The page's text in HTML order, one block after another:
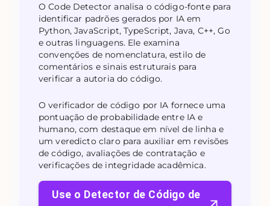
O Code Detector analisa o código-fonte para
identificar padrões gerados por IA em
Python, JavaScript, TypeScript, Java, C++, Go
e outras linguagens. Ele examina
convenções de nomenclatura, estilo de
comentários e sinais estruturais para
verificar a autoria do código.
O verificador de código por IA fornece uma
pontuação de probabilidade entre IA e
humano, com destaque em nível de linha e
um veredicto claro para auxiliar em revisões
de código, avaliações de contratação e
verificações de integridade acadêmica.
Use o Detector de Código de